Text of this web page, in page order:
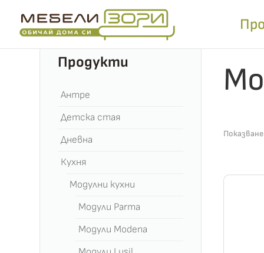
Продукти
Антре
Детска стая
Дневна
Кухня
Модулни кухни
Модули Parma
Модули Modena